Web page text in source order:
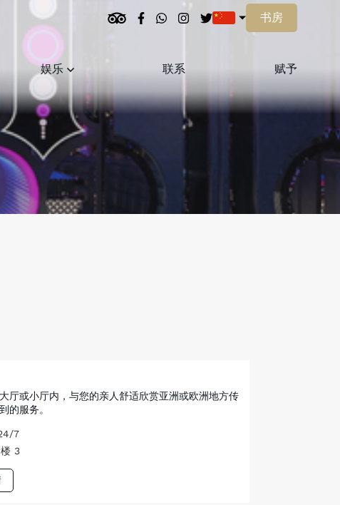
娱乐 联系 赋予
书房
厅或小厅内，与您的亲人舒适欣赏亚洲或欧洲地方传
的服务。
7
3